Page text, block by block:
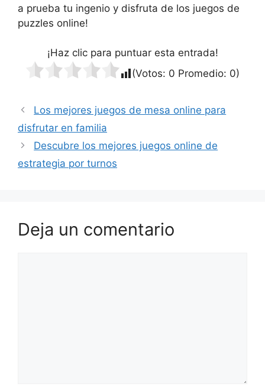
a prueba tu ingenio y disfruta de los juegos de
puzzles online!
¡Haz clic para puntuar esta entrada!
(Votos: 0 Promedio: 0)
Los mejores juegos de mesa online para
disfrutar en familia
Descubre los mejores juegos online de
estrategia por turnos
Deja un comentario